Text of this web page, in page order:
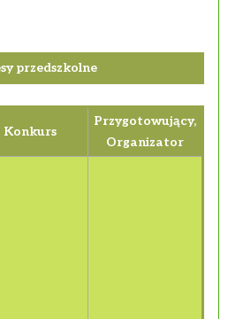
przed­szkol­ne
Kon­kurs
Przy­go­to­wu­ją­cy,
Or­ga­ni­za­tor